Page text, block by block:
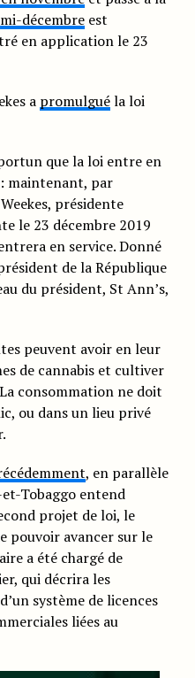
mi-décembreest
en application le 23
a promulguéla loi
que la loi entre en
maintenant, par
présidente
le 23 décembre 2019
en service. Donné
de la République
du président, St Ann’s,
peuvent avoir en leur
de cannabis et cultiver
consommation ne doit
ou dans un lieu privé
, en parallèle
Tobaggo entend
projet de loi, le
pouvoir avancer sur le
a été chargé de
qui décrira les
système de licences
liées au